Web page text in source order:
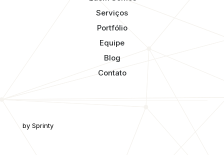
Serviços
Portfólio
Equipe
Blog
Contato
by Sprinty